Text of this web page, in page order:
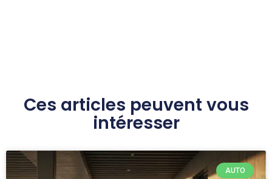
Ces articles peuvent vous
intéresser
AUTO